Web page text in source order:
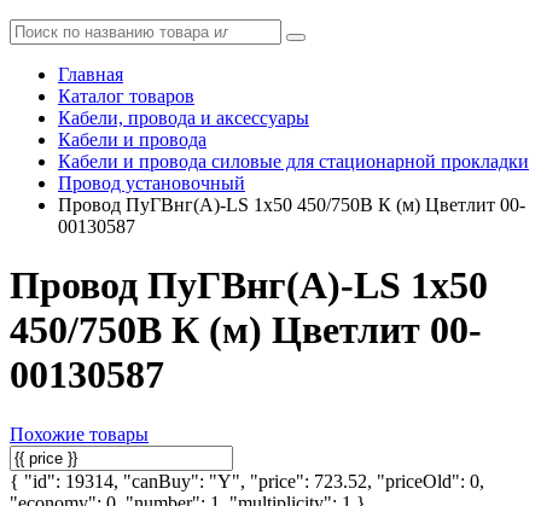
Главная
Каталог товаров
Кабели, провода и аксессуары
Кабели и провода
Кабели и провода силовые для стационарной прокладки
Провод установочный
Провод ПуГВнг(А)-LS 1х50 450/750В К (м) Цветлит 00-
00130587
Провод ПуГВнг(А)-LS 1х50
450/750В К (м) Цветлит 00-
00130587
Похожие товары
{ "id": 19314, "canBuy": "Y", "price": 723.52, "priceOld": 0,